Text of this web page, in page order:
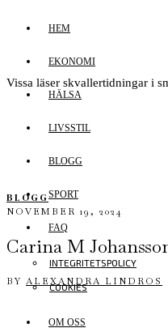
HEM
EKONOMI
HÄLSA
LIVSSTIL
BLOGG
SPORT
FAQ
INTEGRITETSPOLICY
COOKIES
OM OSS
Vissa läser skvallertidningar i
BLOGG
NOVEMBER 19, 2024
Carina M
BY ALEXANDRA LINDROS